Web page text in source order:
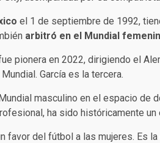
el 1 de septiembre de 1992,
arbitró en el Mundial
pionera en 2022, dirigiendo el
García es la tercera.
masculino en el espacio de
ha sido históricamente
favor del fútbol a las mujeres. Es la